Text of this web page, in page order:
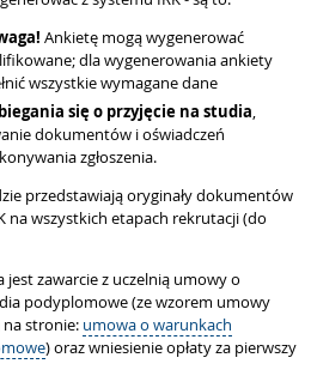
Ankietę mogą wygenerować
dla wygenerowania ankiety
wszystkie wymagane dane
się o przyjęcie na studia,
dokumentów i oświadczeń
zgłoszenia.
przedstawiają oryginały dokumentów
na wszystkich etapach rekrutacji (do
zawarcie z uczelnią umowy o
podyplomowe (ze wzorem umowy
na stronie: umowa o warunkach
) oraz wniesienie opłaty za pierwszy